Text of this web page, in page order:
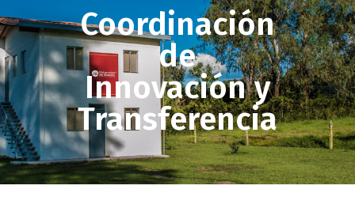
Coordinación
de
Innovación y
Transferencia